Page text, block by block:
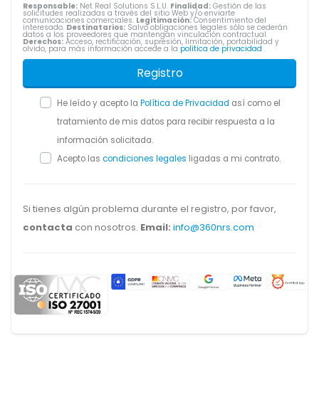
Responsable: Net Real Solutions S.L.U. Finalidad: Gestión de las
solicitudes realizadas a través del sitio Web y/o enviarte
comunicaciones comerciales. Legitimación:Consentimiento del
interesado. Destinatarios: Salvo obligaciones legales sólo se cederán
datos a los proveedores que mantengan vinculación contractual.
Derechos: Acceso, rectificación, supresión, limitación, portabilidad y
olvido, para más información accede a la política de privacidad .
Registro
He leído y acepto la Política de Privacidad así como el
tratamiento de mis datos para recibir respuesta a la
información solicitada.
Acepto las condiciones legales ligadas a mi contrato.
Si tienes algún problema durante el registro, por favor,
contacta con nosotros. Email: info@360nrs.com